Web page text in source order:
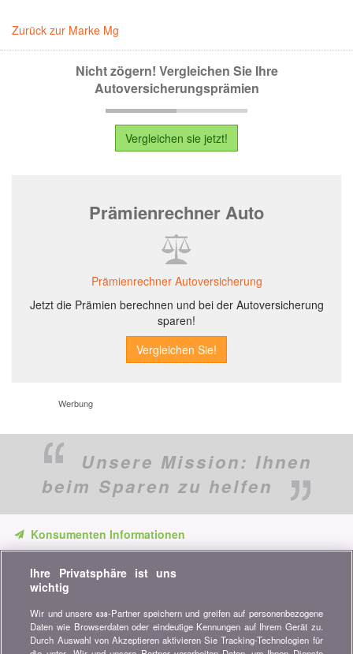
Zurück zur Marke Mg
Nicht zögern! Vergleichen Sie Ihre
Autoversicherungsprämien
Vergleichen sie jetzt!
Prämienrechner Auto
Prämienrechner Autoversicherung
Jetzt die Prämien berechnen und bei der Autoversicherung
sparen!
Werbung
Unsere Mission: Ihnen
beim Sparen zu helfen
Konsumenten Informationen
unsere Vergleiche, Ratschläge und Tipps in den Bereichen
Versicherung, Finanzen, Konsumgüter und vieles mehr...
Newsletter bestellen
Ihre Privatsphäre ist uns
wichtig
Wir und unsere 638-Partner speichern und greifen auf personenbezogene
Daten wie Browserdaten oder eindeutige Kennungen auf Ihrem Gerät zu.
Durch Auswahl von Akzeptieren aktivieren Sie Tracking-Technologien für